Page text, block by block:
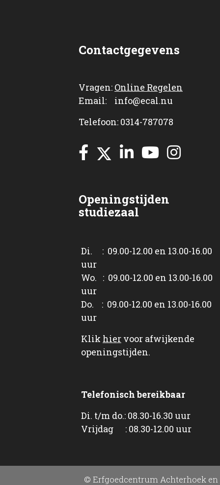
Contactgegevens
Vragen: Online Regelen
Email: info@ecal.nu
Telefoon: 0314-787078
Openingstijden
studiezaal
Di. : 09.00-12.00 en 13.00-16.00
uur
Wo. : 09.00-12.00 en 13.00-16.00
uur
Do. : 09.00-12.00 en 13.00-16.00
uur
Klik hier voor afwijkende
openingstijden.
Telefonisch bereikbaar
Di. t/m do.: 08.30-16.30 uur
Vrijdag : 08.30-12.00 uur
© Erfgoedcentrum Achterhoek en